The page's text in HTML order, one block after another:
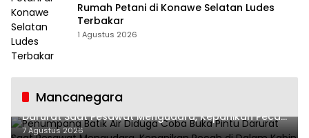
Rumah Petani di Konawe Selatan Ludes
Terbakar
1 Agustus 2026
Mancanegara
Penumpang Batik Air Diduga Coba Buka Pintu
Darurat Saat Pesawat Mengudara, Kepanikan Pecah
di Dalam Kabin
7 Agustus 2026